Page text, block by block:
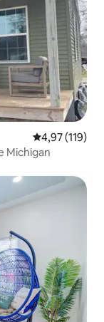
Gemiddelde
4,97 (119)
Michigan